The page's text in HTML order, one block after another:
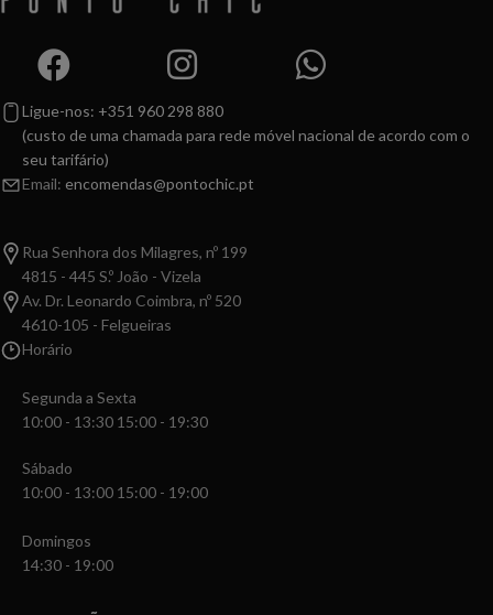
Ligue-nos: +351 960 298 880
(custo de uma chamada para rede móvel nacional de acordo com o
seu tarifário)
Email: encomendas@pontochic.pt
Rua Senhora dos Milagres, nº 199
4815 - 445 S.º João - Vizela
Av. Dr. Leonardo Coimbra, nº 520
4610-105 - Felgueiras
Horário
Segunda a Sexta
10:00 - 13:30 15:00 - 19:30
Sábado
10:00 - 13:00 15:00 - 19:00
Domingos
14:30 - 19:00